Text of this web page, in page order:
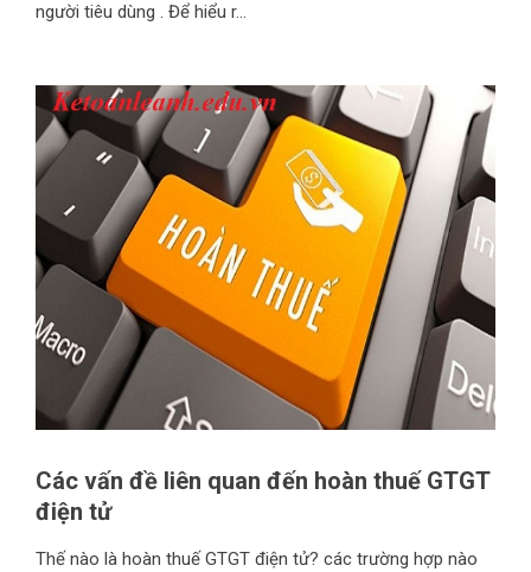
người tiêu dùng . Để hiểu r...
Các vấn đề liên quan đến hoàn thuế GTGT
điện tử
Thế nào là hoàn thuế GTGT điện tử? các trường hợp nào